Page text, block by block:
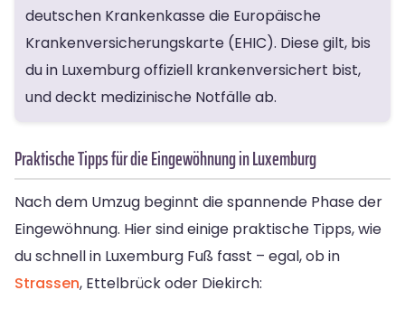
deutschen Krankenkasse die Europäische
Krankenversicherungskarte (EHIC). Diese gilt, bis
du in Luxemburg offiziell krankenversichert bist,
und deckt medizinische Notfälle ab.
Praktische Tipps für die Eingewöhnung in Luxemburg
Nach dem Umzug beginnt die spannende Phase der
Eingewöhnung. Hier sind einige praktische Tipps, wie
du schnell in Luxemburg Fuß fasst – egal, ob in
Strassen, Ettelbrück oder Diekirch: